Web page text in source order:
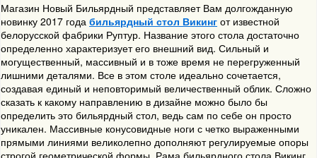
Магазин Новый Бильярдный представляет Вам долгожданную
новинку 2017 года бильярдный стол Викинг от известной
белорусской фабрики Руптур. Название этого стола достаточно
определенно характеризует его внешний вид. Сильный и
могущественный, массивный и в тоже время не перегруженный
лишними деталями. Все в этом столе идеально сочетается,
создавая единый и неповторимый величественный облик. Сложно
сказать к какому направлению в дизайне можно было бы
определить это бильярдный стол, ведь сам по себе он просто
уникален. Массивные конусовидные ноги с четко выраженными
прямыми линиями великолепно дополняют регулируемые опоры
строгой геометрической формы. Рама бильярдного стола Викинг